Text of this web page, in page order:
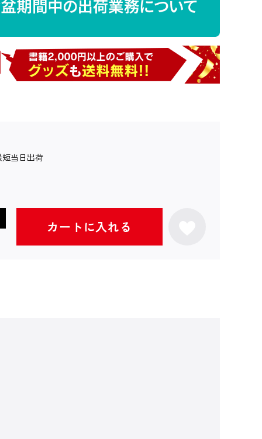
短当日出荷
カートに入れる